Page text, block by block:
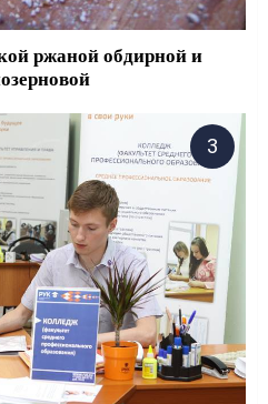
ржаной обдирной и